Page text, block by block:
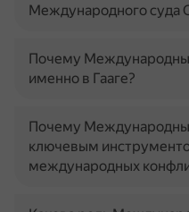
Международного суда
Почему
именно в Гааге?
Почему
ключевым
международных